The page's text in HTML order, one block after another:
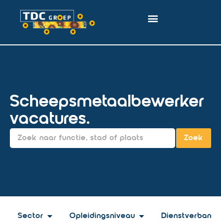
Scheepsmetaalbewerker
vacatures.
Zoek
Sector Opleidingsniveau Dienstverband